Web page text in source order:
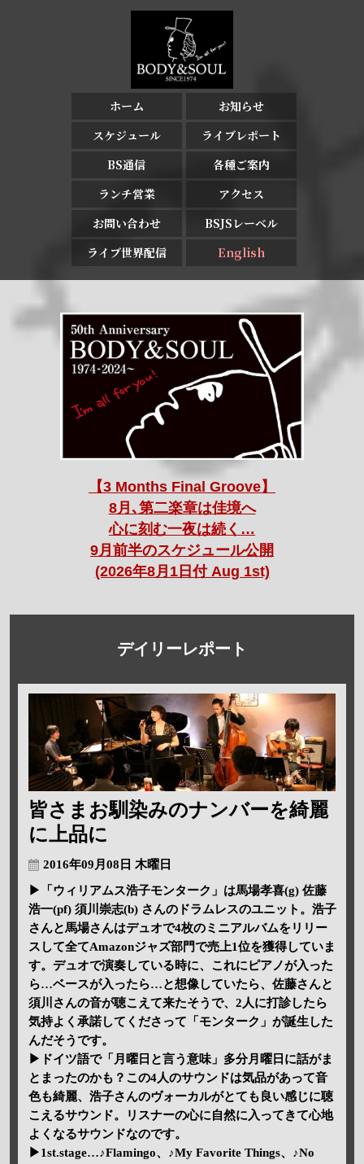
ホーム
お知らせ
スケジュール
ライブレポート
BS通信
各種ご案内
ランチ営業
アクセス
お問い合わせ
BSJSレーベル
ライブ世界配信
English
【3 Months Final Groove】
8月､第二楽章は佳境へ
心に刻む一夜は続く…
9月前半のスケジュール公開
(2026年8月1日付 Aug 1st)
デイリーレポート
皆さまお馴染みのナンバーを綺麗
に上品に
2016年09月08日 木曜日
▶「ウィリアムス浩子モンターク」は馬場孝喜(g) 佐藤
浩一(pf) 須川崇志(b) さんのドラムレスのユニット。浩子
さんと馬場さんはデュオで4枚のミニアルバムをリリー
スして全てAmazonジャズ部門で売上1位を獲得していま
す。デュオで演奏している時に、これにピアノが入った
ら…ベースが入ったら…と想像していたら、佐藤さんと
須川さんの音が聴こえて来たそうで、2人に打診したら
気持よく承諾してくださって「モンターク」が誕生した
んだそうです。
▶ドイツ語で「月曜日と言う意味」多分月曜日に話がま
とまったのかも？この4人のサウンドは気品があって音
色も綺麗、浩子さんのヴォーカルがとても良い感じに聴
こえるサウンド。リスナーの心に自然に入ってきて心地
よくなるサウンドなのです。
▶1st.stage…♪Flamingo、♪My Favorite Things、♪No